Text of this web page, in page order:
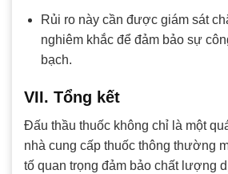
Rủi ro này cần được giám sát
nghiêm khắc để đảm bảo sự
bạch.
VII. Tổng kết
Đấu thầu thuốc không chỉ là một
nhà cung cấp thuốc thông thường
tố quan trọng đảm bảo chất lượng